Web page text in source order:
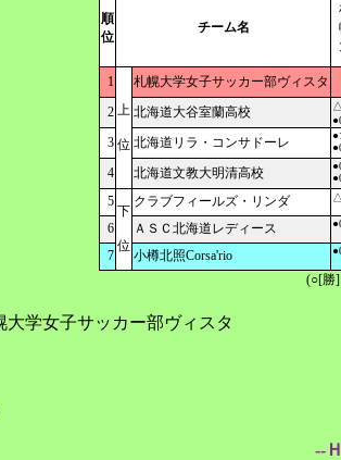
順
位
チーム名
1
上
位
札幌大学女子サッカー部ヴィスタ
2
北海道大谷室蘭高校
3 北海道リラ・コンサドーレ
4 北海道文教大明清高校
5
下
位
クラブフィールズ・リンダ
6 ＡＳＣ北海道レディース
7 小樽北照Corsa'rio
(○[勝
大学女子サッカー部ヴィスタ
--